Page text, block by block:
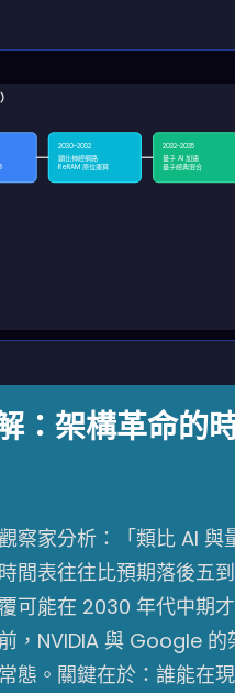
2030-2032
類比神經網路
ReRAM 原位運算
2032-2035
量子 AI 加速
量子經典混合
：架構革命的
察家分析：「類比 AI 與
間表往往比預期落後五到
可能在 2030 年代中期才
，NVIDIA 與 Google 的
態。關鍵在於：誰能在現